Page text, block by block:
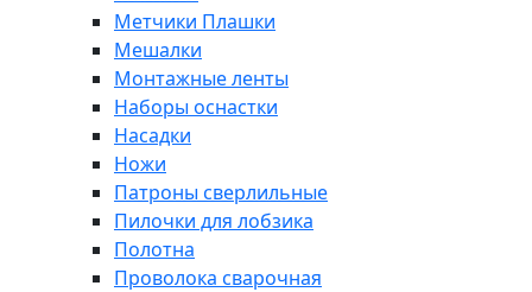
Метчики Плашки
Мешалки
Монтажные ленты
Наборы оснастки
Насадки
Ножи
Патроны сверлильные
Пилочки для лобзика
Полотна
Проволока сварочная